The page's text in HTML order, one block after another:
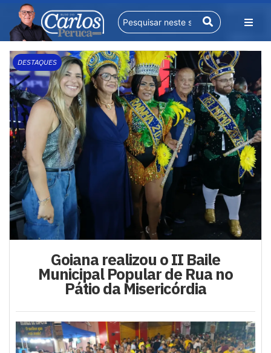
DESTAQUES
Goiana realizou o II Baile
Municipal Popular de Rua no
Pátio da Misericórdia